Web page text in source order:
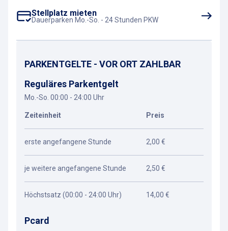
Stellplatz mieten
Dauerparken Mo.-So. - 24 Stunden PKW
PARKENTGELTE - VOR ORT ZAHLBAR
Reguläres Parkentgelt
Mo.-So. 00:00 - 24:00 Uhr
Zeiteinheit Preis
erste angefangene Stunde 2,00 €
je weitere angefangene Stunde 2,50 €
Höchstsatz (00:00 - 24:00 Uhr) 14,00 €
Pcard